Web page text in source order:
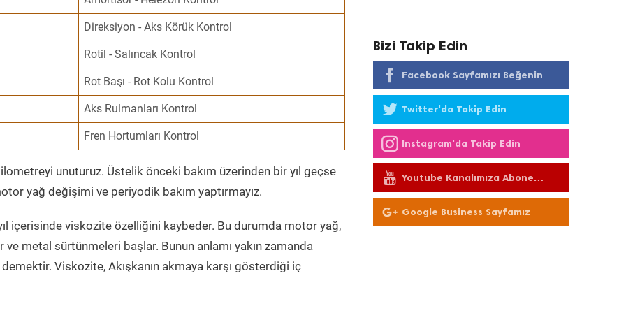
Direksiyon - Aks Körük Kontrol
Rotil - Salıncak Kontrol
Rot Başı - Rot Kolu Kontrol
Aks Rulmanları Kontrol
Fren Hortumları Kontrol
unuturuz. Üstelik önceki bakım üzerinden bir yıl geçse
yağ değişimi ve periyodik bakım yaptırmayız.
içerisinde viskozite özelliğini kaybeder. Bu durumda motor yağ,
metal sürtünmeleri başlar. Bunun anlamı yakın zamanda
Viskozite, Akışkanın akmaya karşı gösterdiği iç
Bizi Takip Edin
Facebook Sayfamızı Beğenin
Twitter'da Takip Edin
Instagram'da Takip Edin
Youtube Kanalımıza Abone
Olun
Google Business Sayfamız